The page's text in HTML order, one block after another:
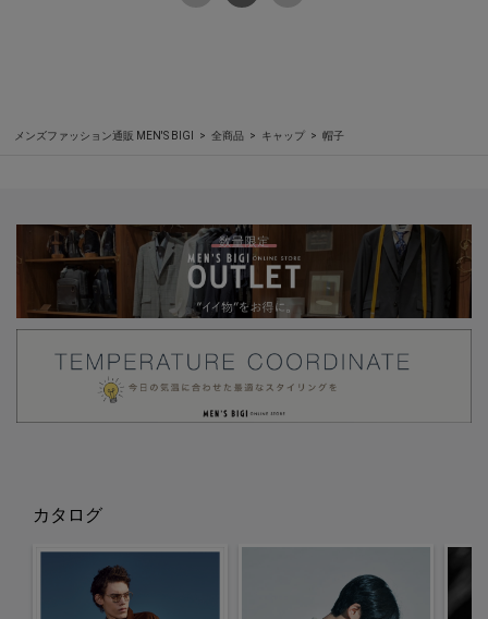
メンズファッション通販 MEN'S BIGI 全商品 キャップ 帽子
カタログ